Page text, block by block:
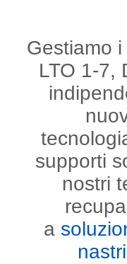
Gestiamo
LTO 1-7,
supporti
nostri
a
nastri